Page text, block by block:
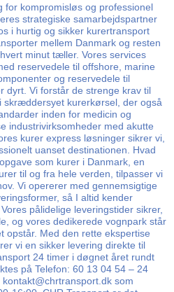
for kompromisløs og professionel
strategiske samarbejdspartner
i hurtig og sikker kurertransport
mellem Danmark og resten
minut tæller. Vores services
reservedele til offshore, marine
og reservedele til
dyrt. Vi forstår de strenge krav til
kurerkørsel, der også
inden for medicin og
industrivirksomheder med akutte
kurer express løsninger sikrer vi,
uanset destinationen. Hvad
som kurer i Danmark, en
til og fra hele verden, tilpasser vi
Vi opererer med gennemsigtige
så I altid kender
pålidelige leveringstider sikrer,
og vores dedikerede vognpark står
opstår. Med den rette ekspertise
vi en sikker levering direkte til
24 timer i døgnet året rundt
på Telefon: 60 13 04 54 – 24
som